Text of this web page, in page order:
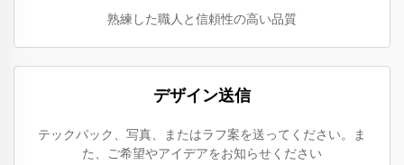
熟練した職人と信頼性の高い品質
デザイン送信
テックパック、写真、またはラフ案を送ってください。ま
た、ご希望やアイデアをお知らせください